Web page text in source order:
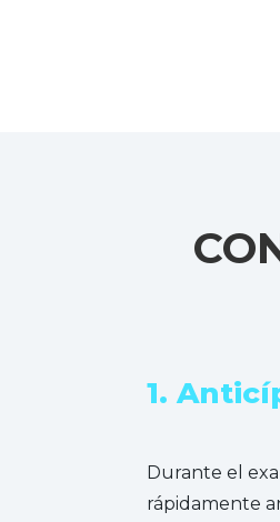
1.
Durante el
rápidamente